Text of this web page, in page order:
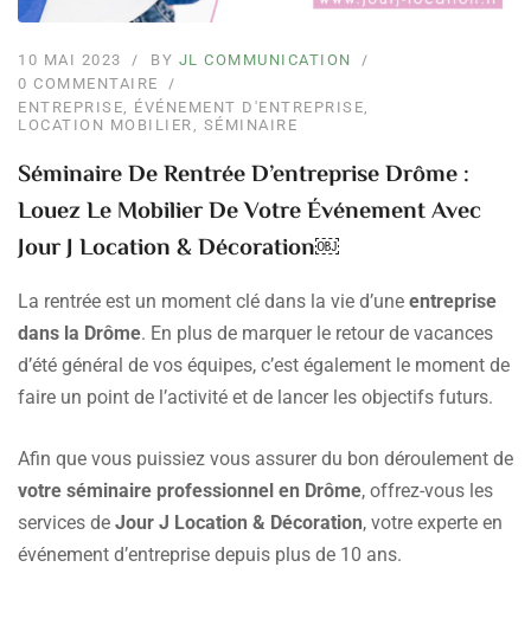
10 MAI 2023 BY JL COMMUNICATION
0 COMMENTAIRE
ENTREPRISE, ÉVÉNEMENT D'ENTREPRISE,
LOCATION MOBILIER , SÉMINAIRE
Séminaire De Rentrée D’entreprise Drôme :
Louez Le Mobilier De Votre Événement Avec
Jour J Location & Décoration￼
La rentrée est un moment clé dans la vie d’une entreprise
dans la Drôme. En plus de marquer le retour de vacances
d’été général de vos équipes, c’est également le moment de
faire un point de l’activité et de lancer les objectifs futurs.
Afin que vous puissiez vous assurer du bon déroulement de
votre séminaire professionnel en Drôme, offrez-vous les
services de Jour J Location & Décoration, votre experte en
événement d’entreprise depuis plus de 10 ans.